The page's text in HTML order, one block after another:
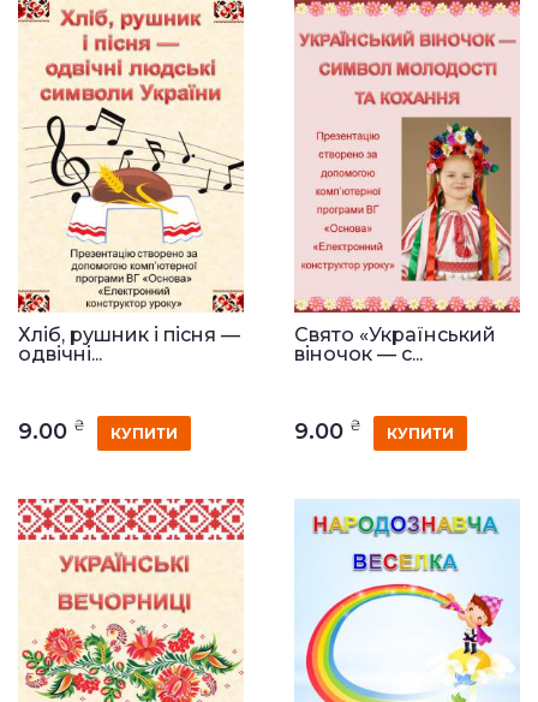
Хліб, рушник і пісня —
одвічні...
9.00 ₴ КУПИТИ
Свято «Український
віночок — с...
9.00 ₴ КУПИТИ